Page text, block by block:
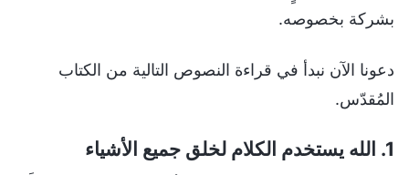
بشركة بخصوصه.
دعونا الآن نبدأ في قراءة النصوص التالية من الكتاب
المُقدّس.
1. الله يستخدم الكلام لخلق جميع الأشياء